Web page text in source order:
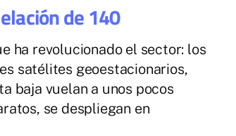
de 140
ha revolucionado el sector: los
satélites geoestacionarios,
baja vuelan a unos pocos
se despliegan en